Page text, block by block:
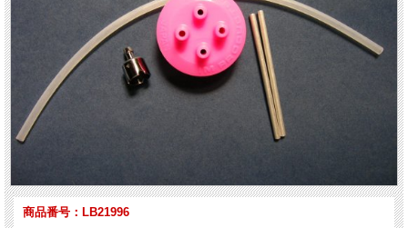
商品番号：LB21996